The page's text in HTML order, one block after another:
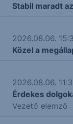
Stabil maradt
2026.08.06.
Közel a
2026.08.06.
Érdekes
Vezető elemző